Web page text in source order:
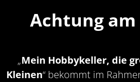
Achtung am
„Mein Hobbykeller, die
Kleinen“ bekommt im